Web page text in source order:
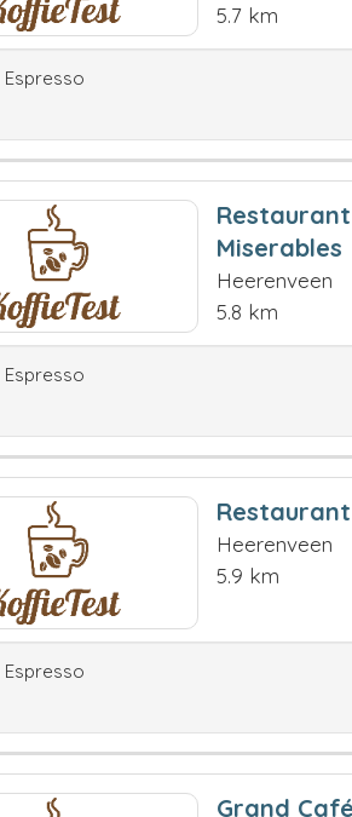
5.7 km
Espresso
Miserables
Heerenveen
5.8 km
Espresso
Heerenveen
5.9 km
Espresso
Grand